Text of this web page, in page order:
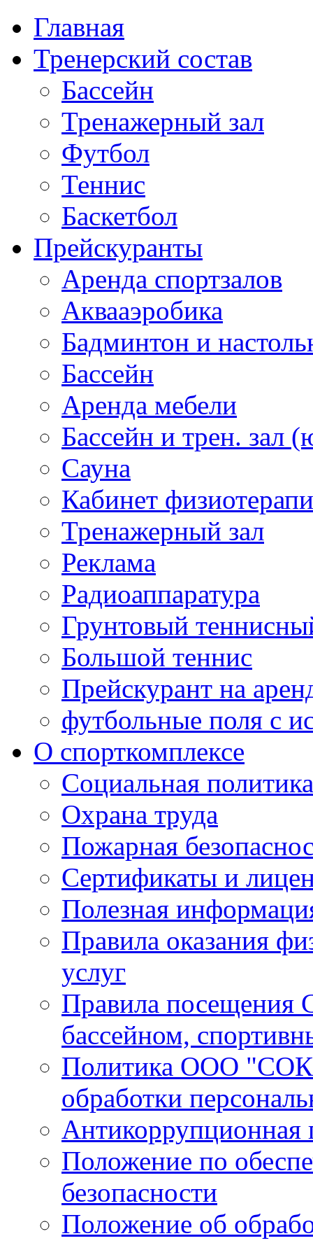
Главная
Тренерский состав
Бассейн
Тренажерный зал
Футбол
Теннис
Баскетбол
Прейскуранты
Аренда спортзалов
Аквааэробика
Бадминтон и
Бассейн
Аренда мебели
Бассейн и трен. зал
Сауна
Кабинет
Тренажерный зал
Реклама
Радиоаппаратура
Грунтовый
Большой теннис
Прейскурант на
футбольные поля с
О спорткомплексе
Социальная политика
Охрана труда
Пожарная
Сертификаты и
Полезная
Правила оказания
услуг
Правила посещения
бассейном,
Политика ООО "СОК
обработки
Положение по
безопасности
Положение об